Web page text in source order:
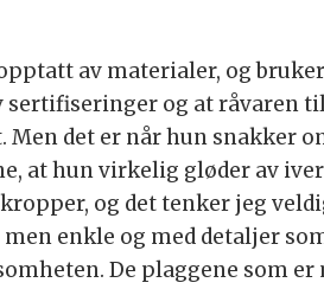
av materialer, og
sertifiseringer og at råvaren
Men det er når hun snakker
at hun virkelig gløder av
og det tenker jeg
men enkle og med detaljer
De plaggene som